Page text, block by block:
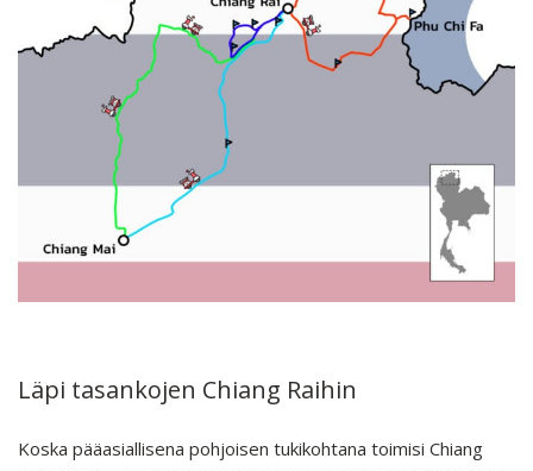
Läpi tasankojen Chiang Raihin
Koska pääasiallisena pohjoisen tukikohtana toimisi Chiang